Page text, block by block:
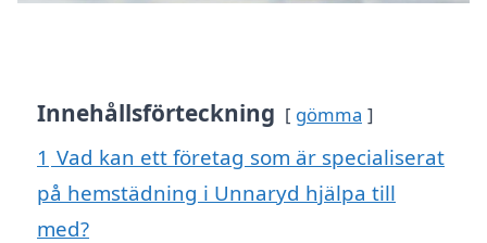
Innehållsförteckning gömma
1 Vad kan ett företag som är specialiserat
på hemstädning i Unnaryd hjälpa till
med?